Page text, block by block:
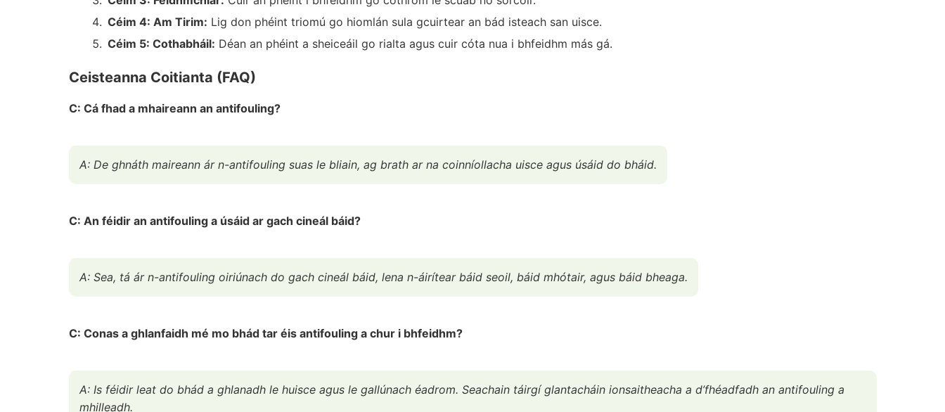
Céim 4: Am Tirim: Lig don phéint triomú go hiomlán sula gcuirtear an bád isteach san uisce.
Céim 5: Cothabháil: Déan an phéint a sheiceáil go rialta agus cuir cóta nua i bhfeidhm más gá.
Ceisteanna Coitianta (FAQ)
C: Cá fhad a mhaireann an antifouling?
A: De ghnáth maireann ár n-antifouling suas le bliain, ag brath ar na coinníollacha uisce agus úsáid do bháid.
C: An féidir an antifouling a úsáid ar gach cineál báid?
A: Sea, tá ár n-antifouling oiriúnach do gach cineál báid, lena n-áirítear báid seoil, báid mhótair, agus báid bheaga.
C: Conas a ghlanfaidh mé mo bhád tar éis antifouling a chur i bhfeidhm?
A: Is féidir leat do bhád a ghlanadh le huisce agus le gallúnach éadrom. Seachain táirgí glantacháin ionsaitheacha a d’fhéadfadh an antifouling a
mhilleadh.